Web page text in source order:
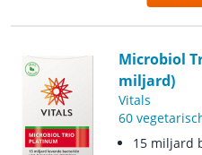
Microbiol
miljard)
Vitals
60
15 miljard